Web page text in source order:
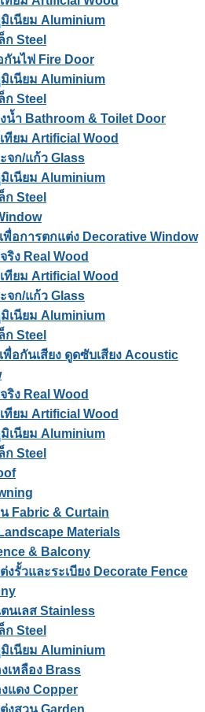
เนียม Aluminium
ก Steel
กันไฟ Fire Door
เนียม Aluminium
ก Steel
น้ำ Bathroom & Toilet Door
ทียม Artificial Wood
จก/แก้ว Glass
เนียม Aluminium
ก Steel
พื่อการตกแต่ง Decorative Window
ริง Real Wood
ทียม Artificial Wood
จก/แก้ว Glass
เนียม Aluminium
ก Steel
พื่อกันเสียง ดูดซับเสียง Acoustic
ริง Real Wood
ทียม Artificial Wood
เนียม Aluminium
ก Steel
Fabric & Curtain
Materials
& Balcony
งรั้วและระเบียง Decorate Fence
นเลส Stainless
ก Steel
เนียม Aluminium
เหลือง Brass
แดง Copper
งสวน Garden